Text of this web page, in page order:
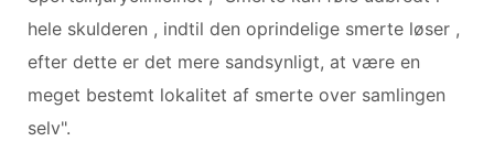
hele skulderen , indtil den oprindelige smerte løser ,
efter dette er det mere sandsynligt, at være en
meget bestemt lokalitet af smerte over samlingen
selv".